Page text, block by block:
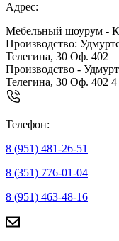
Адрес:
Мебельный шоурум -
Производство:
Телегина, 30 Оф. 402
Производство -
Телегина, 30 Оф. 402 4
Телефон:
8 (951) 481-26-51
8 (351) 776-01-04
8 (951) 463-48-16